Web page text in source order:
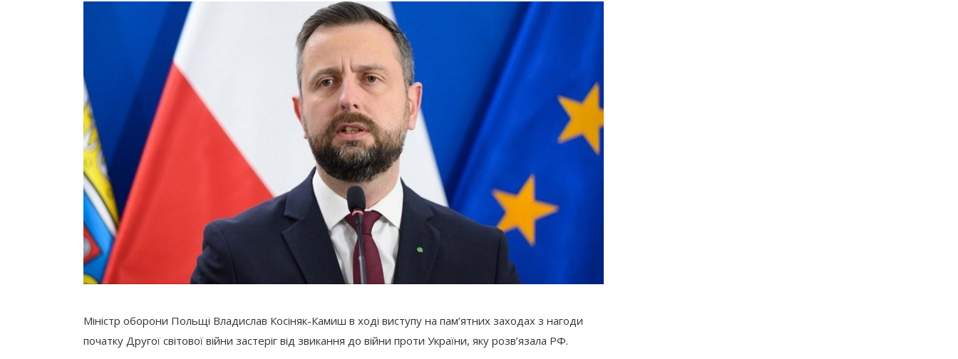
Міністр оборони Польщі Владислав Косіняк-Камиш в ході виступу на пам’ятних заходах з нагоди
початку Другої світової війни застеріг від звикання до війни проти України, яку розв’язала РФ.